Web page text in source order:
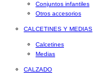
Conjuntos infantiles
Otros accesorios
CALCETINES Y MEDIAS
Calcetines
Medias
CALZADO